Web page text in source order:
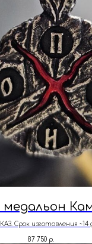
Срок изготовления ~14
87 750 р.